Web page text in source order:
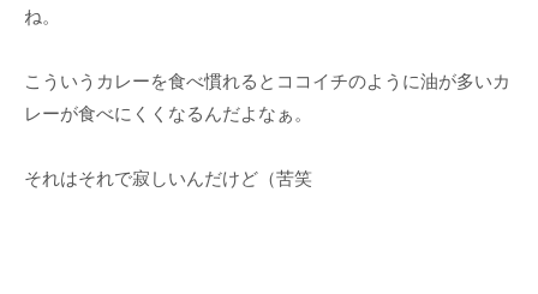
ね。
こういうカレーを食べ慣れるとココイチのように油が多いカ
レーが食べにくくなるんだよなぁ。
それはそれで寂しいんだけど（苦笑